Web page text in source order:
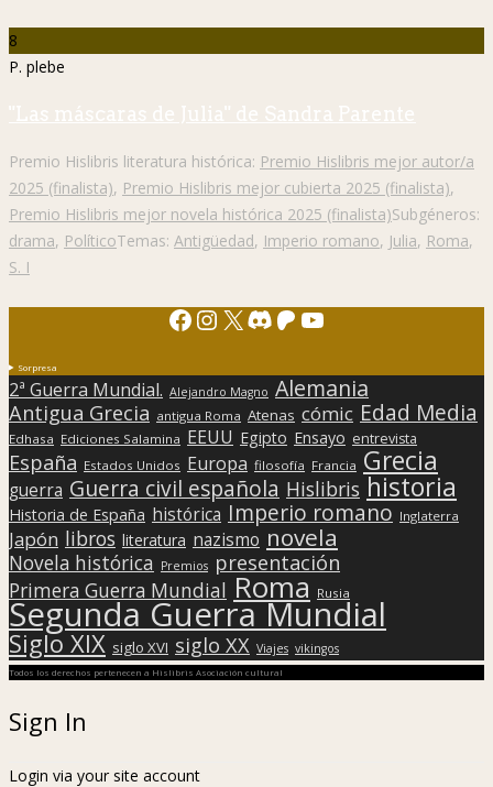
8
P. plebe
"Las máscaras de Julia" de Sandra Parente
Premio Hislibris literatura histórica: Premio Hislibris mejor autor/a
2025 (finalista), Premio Hislibris mejor cubierta 2025 (finalista),
Premio Hislibris mejor novela histórica 2025 (finalista)Subgéneros:
drama, PolíticoTemas: Antigüedad, Imperio romano, Julia, Roma,
S. I
Facebook
Instagram
X Discord
Patreon
YouTube
Sorpresa
2ª Guerra Mundial. Alejandro Magno Alemania
Antigua Grecia antigua Roma Atenas cómic Edad Media
Edhasa Ediciones Salamina EEUU Egipto Ensayo entrevista
España Estados Unidos Europa filosofía Francia Grecia
guerra Guerra civil española Hislibris historia
Historia de España histórica Imperio romano Inglaterra
Japón libros literatura nazismo novela
Novela histórica Premios presentación
Primera Guerra Mundial Roma Rusia
Segunda Guerra Mundial
Siglo XIX siglo XVI siglo XX Viajes vikingos
Todos los derechos pertenecen a Hislibris Asociación cultural
Sign In
Login via your site account